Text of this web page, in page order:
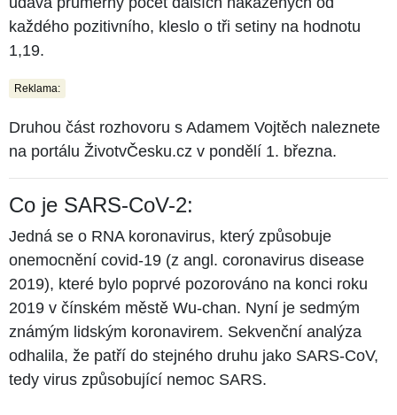
každého pozitivního, kleslo o tři setiny na hodnotu
1,19.
Reklama:
Druhou část rozhovoru s Adamem Vojtěch naleznete
na portálu ŽivotvČesku.cz v pondělí 1. března.
Co je SARS-CoV-2:
Jedná se o RNA koronavirus, který způsobuje
onemocnění covid-19 (z angl. coronavirus disease
2019), které bylo poprvé pozorováno na konci roku
2019 v čínském městě Wu-chan. Nyní je sedmým
známým lidským koronavirem. Sekvenční analýza
odhalila, že patří do stejného druhu jako SARS-CoV,
tedy virus způsobující nemoc SARS.